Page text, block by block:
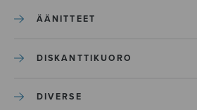
ÄÄNITTEET
DISKANTTIKUORO
DIVERSE